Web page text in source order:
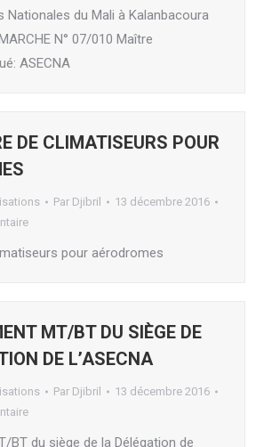
Nationales du Mali à Kalanbacoura
N° 07/010 Maître
ASECNA
DE CLIMATISEURS POUR
Par Djibril
13 décembre 2016
pour aérodromes
MT/BT DU SIÈGE DE
DE L’ASECNA
Par Djibril
13 décembre 2016
BT du siège de la Délégation de